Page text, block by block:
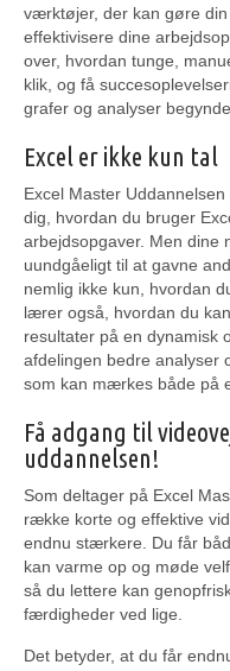
værktøjer, der kan gøre
effektivisere dine
over, hvordan tunge,
klik, og få
grafer og analyser
Excel er ikke kun tal
Excel Master
dig, hvordan du bruger
arbejdsopgaver. Men dine
uundgåeligt til at gavne
nemlig ikke kun, hvordan
lærer også, hvordan du
resultater på en dynamisk
afdelingen bedre analyser
som kan mærkes både på
Få adgang til
uddannelsen!
Som deltager på Excel
række korte og effektive
endnu stærkere. Du får
kan varme op og møde
så du lettere kan
færdigheder ved lige.
Det betyder, at du får